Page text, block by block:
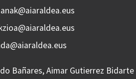
Bañares, Aimar Gutierrez